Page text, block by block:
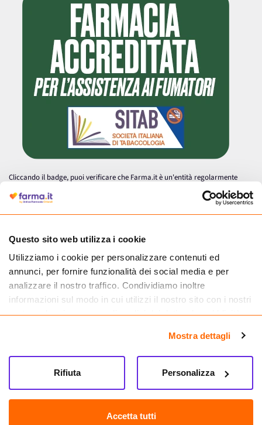
Questo sito web utilizza i cookie
Utilizziamo i cookie per personalizzare contenuti ed
annunci, per fornire funzionalità dei social media e per
analizzare il nostro traffico. Condividiamo inoltre
informazioni sul modo in cui utilizzi il nostro sito con i nostri
partner che si occupano di analisi dei dati web, pubblicità e
informazioni che hai fornito loro o che hanno raccolto dal
tuo utilizzo dei loro servizi.
Mostra dettagli
Accetta tutti
Personalizza
Rifiuta
Cliccando il badge, puoi verificare che Farma.it è un'entità regolarmente
autorizzata dal Ministero della Salute a effettuare la vendita online di
medicinali.
Farma.it S.a.s. P. IVA 07417261216 REA: NA-884088
CREDITS
Sede legale Via delle Repubbliche Marinare 128, 80147 Napoli